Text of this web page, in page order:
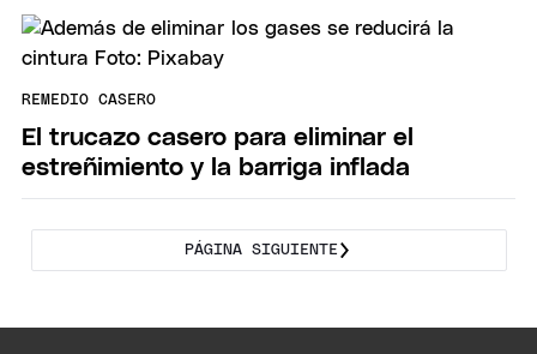
REMEDIO CASERO
El trucazo casero para eliminar el
estreñimiento y la barriga inflada
PÁGINA SIGUIENTE